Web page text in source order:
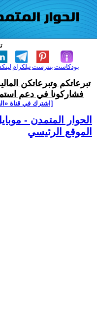
تيلكرامبنترست بودكاست
تبرعاتكم وتبرعاتكن
فشاركونا في دعم
[اشترك في قناة
الحوار المتمدن -
الموقع الرئيسي